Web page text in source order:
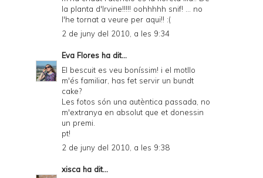
la planta d'Irvine!!!!! oohhhhh snif! ... no
l'he tornat a veure per aqui!! :(
2 de juny del 2010, a les 9:34
Eva Flores ha dit...
El bescuit es veu boníssim! i el motllo
m'és familiar, has fet servir un bundt
cake?
Les fotos són una autèntica passada, no
m'extranya en absolut que et donessin
un premi.
pt!
2 de juny del 2010, a les 9:38
xisca ha dit...